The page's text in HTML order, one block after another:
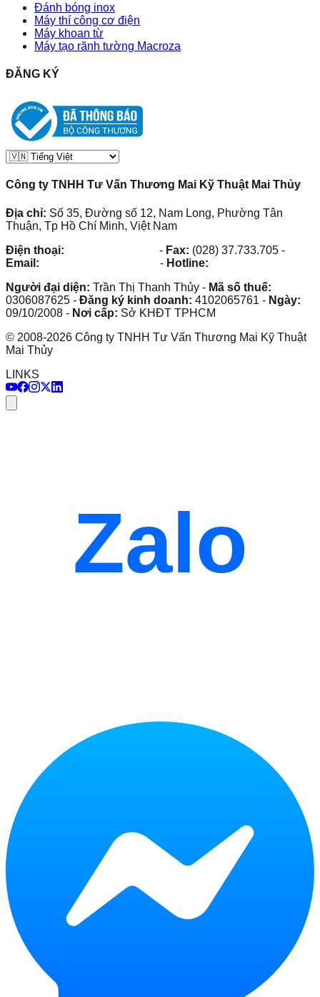
Đánh bóng inox
Máy thí công cơ điện
Máy khoan từ
Máy tạo rãnh tường Macroza
ĐĂNG KÝ
Công ty TNHH Tư Vấn Thương Mai Kỹ Thuật Mai Thủy
Địa chỉ: Số 35, Đường số 12, Nam Long, Phường Tân
Thuận, Tp Hồ Chí Minh, Việt Nam
Điện thoại:
- Fax: (028) 37.733.705 -
Email:
- Hotline:
Người đại diện: Trần Thị Thanh Thủy - Mã số thuế:
0306087625 - Đăng ký kinh doanh: 4102065761 - Ngày:
09/10/2008 - Nơi cấp: Sở KHĐT TPHCM
© 2008-2026 Công ty TNHH Tư Vấn Thương Mai Kỹ Thuật
Mai Thủy
LINKS
Zalo